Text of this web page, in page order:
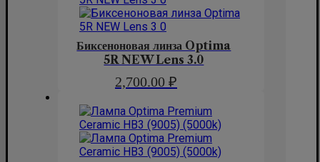
Биксеноновая линза Optima
5R NEW Lens 3.0
2,700.00 ₽